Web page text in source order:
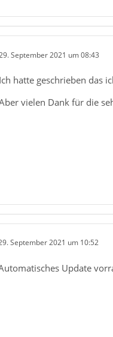
September 2021 um 08:43
Ich hatte geschrieben das
vielen Dank für die
September 2021 um 10:52
Update